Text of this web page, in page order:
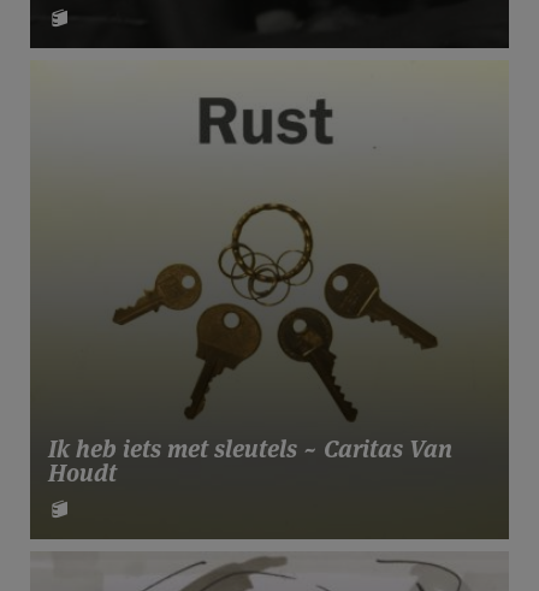
Ik heb iets met sleutels ~ Caritas Van
Houdt